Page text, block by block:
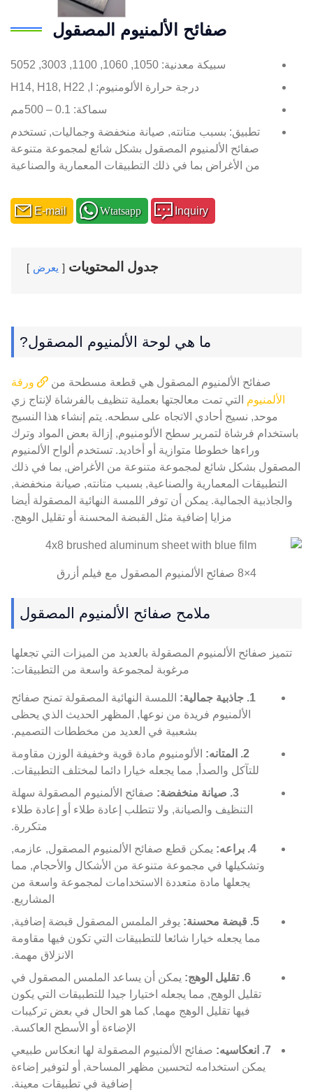
صفائح الألمنيوم المصقول
سبيكة معدنية: 1050, 1060, 1100, 3003, 5052
درجة حرارة الألومنيوم: ا, H14, H18, H22
سماكة: 0.1 – 500مم
تطبيق: بسبب متانته, صيانة منخفضة وجماليات, تستخدم
صفائح الألمنيوم المصقول بشكل شائع لمجموعة متنوعة
من الأغراض بما في ذلك التطبيقات المعمارية والصناعية
E-mail Wtatsapp Inquiry
جدول المحتويات يعرض
ما هي لوحة الألمنيوم المصقول?
صفائح الألمنيوم المصقول هي قطعة مسطحة من
ورقة
الألمنيوم
التي تمت معالجتها بعملية تنظيف بالفرشاة لإنتاج زي
موحد, نسيج أحادي الاتجاه على سطحه. يتم إنشاء هذا النسيج
باستخدام فرشاة لتمرير سطح الألومنيوم, إزالة بعض المواد وترك
وراءها خطوطا متوازية أو أخاديد. تستخدم ألواح الألمنيوم
المصقول بشكل شائع لمجموعة متنوعة من الأغراض, بما في ذلك
التطبيقات المعمارية والصناعية, بسبب متانته, صيانة منخفضة,
والجاذبية الجمالية. يمكن أن توفر اللمسة النهائية المصقولة أيضا
مزايا إضافية مثل القبضة المحسنة أو تقليل الوهج.
4×8 صفائح الألمنيوم المصقول مع فيلم أزرق
ملامح صفائح الألمنيوم المصقول
تتميز صفائح الألمنيوم المصقولة بالعديد من الميزات التي تجعلها
مرغوبة لمجموعة واسعة من التطبيقات:
1. جاذبية جمالية:
اللمسة النهائية المصقولة تمنح صفائح
الألمنيوم فريدة من نوعها, المظهر الحديث الذي يحظى
بشعبية في العديد من مخططات التصميم.
2. المتانه:
الألومنيوم مادة قوية وخفيفة الوزن مقاومة
للتآكل والصدأ, مما يجعله خيارا دائما لمختلف التطبيقات.
3. صيانة منخفضة:
صفائح الألمنيوم المصقولة سهلة
التنظيف والصيانة, ولا تتطلب إعادة طلاء أو إعادة طلاء
متكررة.
4. براعه:
يمكن قطع صفائح الألمنيوم المصقول, عازمه,
وتشكيلها في مجموعة متنوعة من الأشكال والأحجام, مما
يجعلها مادة متعددة الاستخدامات لمجموعة واسعة من
المشاريع.
5. قبضة محسنة:
يوفر الملمس المصقول قبضة إضافية,
مما يجعله خيارا شائعا للتطبيقات التي تكون فيها مقاومة
الانزلاق مهمة.
6. تقليل الوهج:
يمكن أن يساعد الملمس المصقول في
تقليل الوهج, مما يجعله اختيارا جيدا للتطبيقات التي يكون
فيها تقليل الوهج مهما, كما هو الحال في بعض تركيبات
الإضاءة أو الأسطح العاكسة.
7. انعكاسيه:
صفائح الألمنيوم المصقولة لها انعكاس طبيعي
يمكن استخدامه لتحسين مظهر المساحة, أو لتوفير إضاءة
إضافية في تطبيقات معينة.